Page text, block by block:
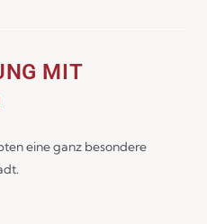
MIT
eine ganz besondere